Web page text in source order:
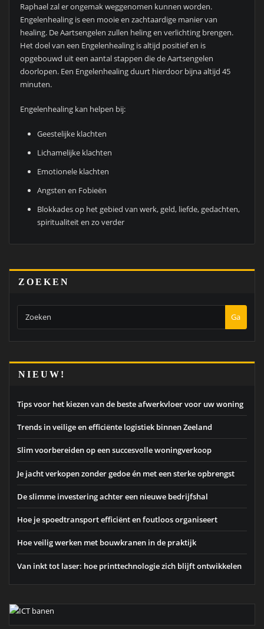
Raphael zal er ongemak weggenomen kunnen worden.
Engelenhealing is een mooie en zachtaardige manier van
healing. De Aartsengelen zullen heling en verlichting brengen.
Het doel van een Engelenhealing is altijd positief en is
opgebouwd uit een aantal stappen die de Aartsengelen
doorlopen. Een Engelenhealing duurt hierdoor bijna altijd 45
minuten.
Engelenhealing kan helpen bij:
Geestelijke klachten
Lichamelijke klachten
Emotionele klachten
Angsten en Fobieën
Blokkades op het gebied van werk, geld, liefde, gedachten,
spiritualiteit en zo verder
ZOEKEN
Ga
NIEUW!
Tips voor het kiezen van de beste afwerkvloer voor uw woning
Trends in veilige en efficiënte logistiek binnen Zeeland
Slim voorbereiden op een succesvolle woningverkoop
Je jacht verkopen zonder gedoe én met een sterke opbrengst
De slimme investering achter een nieuwe bedrijfshal
Hoe je spoedtransport efficiënt en foutloos organiseert
Hoe veilig werken met bouwkranen in de praktijk
Van inkt tot laser: hoe printtechnologie zich blijft ontwikkelen